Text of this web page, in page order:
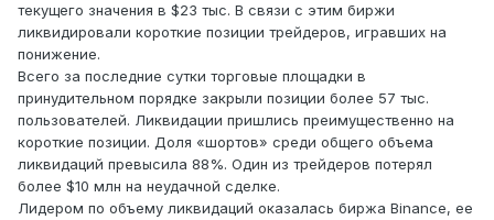
текущего значения в $23 тыс. В связи с этим биржи
ликвидировали короткие позиции трейдеров, игравших на
понижение.
Всего за последние сутки торговые площадки в
принудительном порядке закрыли позиции более 57 тыс.
пользователей. Ликвидации пришлись преимущественно на
короткие позиции. Доля «шортов» среди общего объема
ликвидаций превысила 88%. Один из трейдеров потерял
более $10 млн на неудачной сделке.
Лидером по объему ликвидаций оказалась биржа Binance, ее